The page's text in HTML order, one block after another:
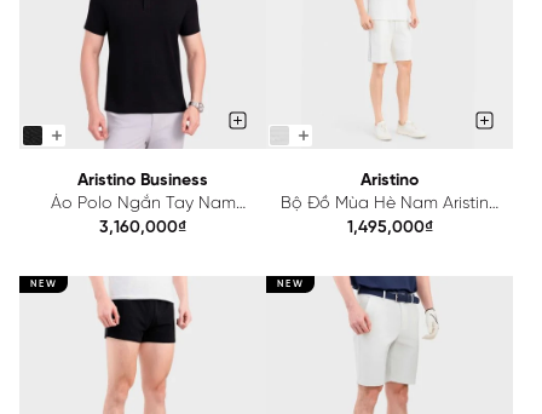
Aristino Business
Áo Polo Ngắn Tay Nam
Aristino Business Regular
3,160,000₫
Aristino
Bộ Đồ Mùa Hè Nam Aristino
AST202SAH2
1,495,000₫
NEW NEW